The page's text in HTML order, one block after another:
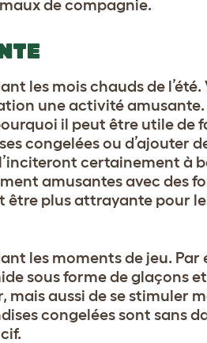
de compagnie.
les mois chauds de l’été.
une activité
il peut être utile de
congelées ou d’ajouter
certainement à
amusantes avec des
plus attrayante pour
les moments de jeu. Par
sous forme de glaçons
mais aussi de se stimuler
congelées sont sans